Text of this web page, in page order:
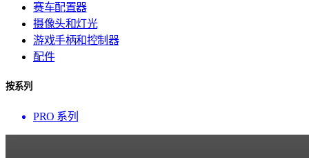
赛车配置器
摄像头和灯光
游戏手柄和控制器
配件
按系列
PRO 系列